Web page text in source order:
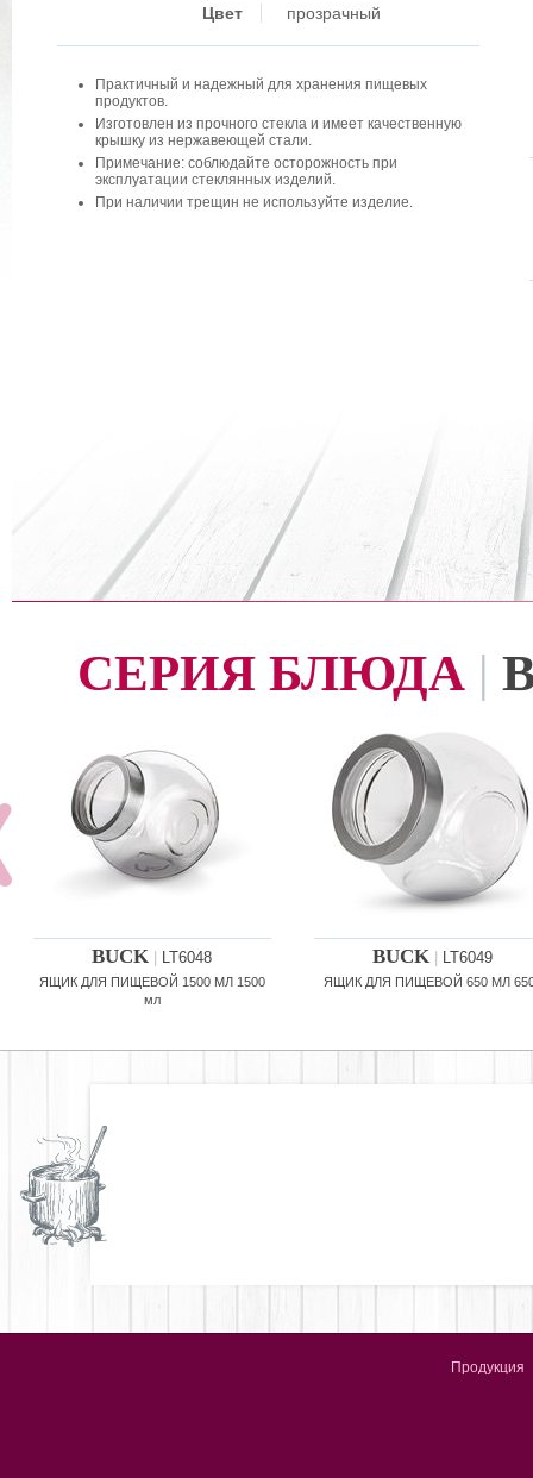
Цвет
прозрачный
Практичный и надежный для хранения пищевых
продуктов.
Изготовлен из прочного стекла и имеет качественную
крышку из нержавеющей стали.
Примечание: соблюдайте осторожность при
эксплуатации стеклянных изделий.
При наличии трещин не используйте изделие.
СЕРИЯ БЛЮДА |
BUCK LT6048
ЯЩИК ДЛЯ ПИЩЕВОЙ 1500 МЛ 1500
мл
BUCK LT6049
ЯЩИК ДЛЯ ПИЩЕВОЙ 650 МЛ
Продукция